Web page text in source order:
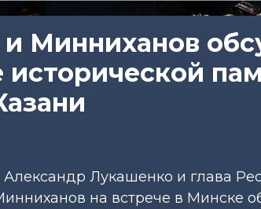
Минниханов
исторической
Лукашенко и глава
на встрече в Минске